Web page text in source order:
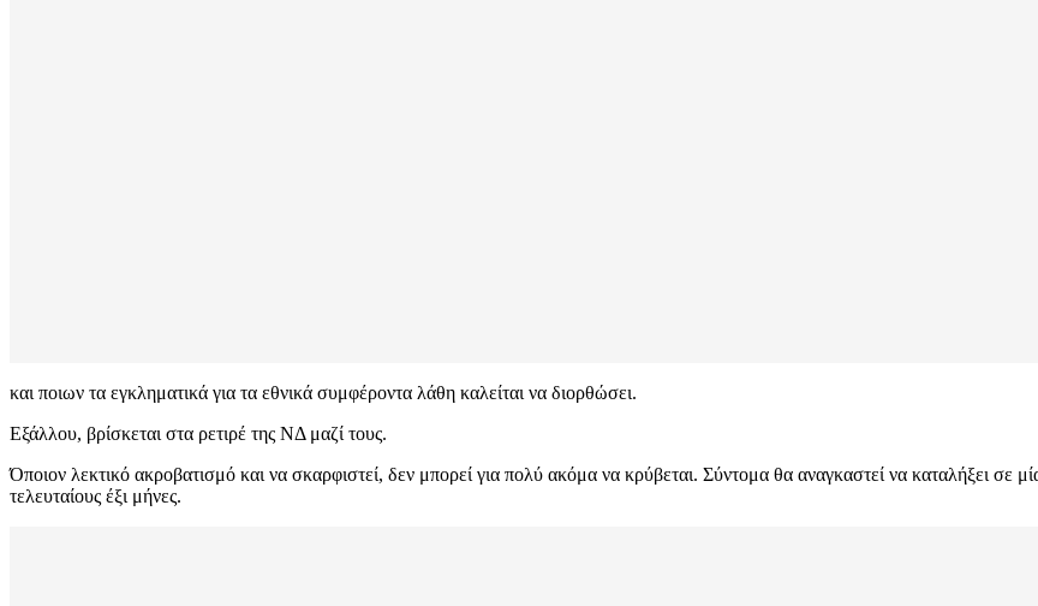
και ποιων τα εγκληματικά για τα εθνικά συμφέροντα λάθη καλείται να διορθώσει.
Εξάλλου, βρίσκεται στα ρετιρέ της ΝΔ μαζί τους.
Όποιον λεκτικό ακροβατισμό και να σκαρφιστεί, δεν μπορεί για πολύ ακόμα να κρύβεται. Σύντομα θα αναγκαστεί να καταλήξει σε
τελευταίους έξι μήνες.